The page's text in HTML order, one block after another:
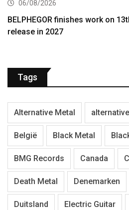
06/08/2026
BELPHEGOR finishes work on
release in 2027
Tags
Alternative Metal
België Black Metal
BMG Records Canada
Death Metal Denemarken
Duitsland Electric Guitar